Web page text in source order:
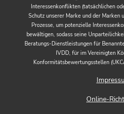
Interessenkonflikten (tatsächlichen
Schutz unserer Marke und der Marken
Prozesse, um potenzielle
bewältigen, sodass seine
Beratungs-Dienstleistungen für
IVDD, für im Vereinigten
Konformitätsbewertungsstellen
Online-